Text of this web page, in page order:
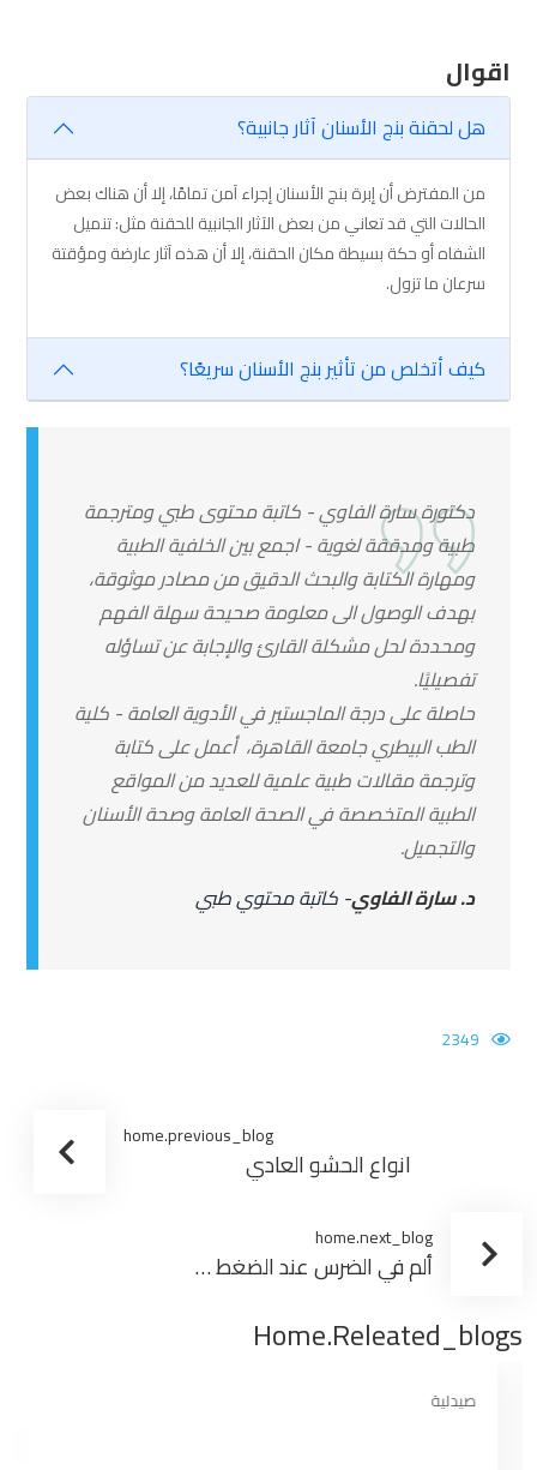
اقوال
هل لحقنة بنج الأسنان آثار جانبية؟
من المفترض أن إبرة بنج الأسنان إجراء آمن تمامًا، إلا أن هناك بعض
الحالات التي قد تعاني من بعض الآثار الجانبية للحقنة مثل: تنميل
الشفاه أو حكة بسيطة مكان الحقنة، إلا أن هذه آثار عارضة ومؤقتة
سرعان ما تزول.
كيف أتخلص من تأثير بنج الأسنان سريعًا؟
دكتورة سارة الفاوي - كاتبة محتوى طبي ومترجمة
طبية ومدققة لغوية - اجمع بين الخلفية الطبية
ومهارة الكتابة والبحث الدقيق من مصادر موثوقة،
بهدف الوصول الى معلومة صحيحة سهلة الفهم
ومحددة لحل مشكلة القارئ والإجابة عن تساؤله
تفصيليًا.
حاصلة على درجة الماجستير في الأدوية العامة - كلية
الطب البيطري جامعة القاهرة، أعمل على كتابة
وترجمة مقالات طبية علمية للعديد من المواقع
الطبية المتخصصة في الصحة العامة وصحة الأسنان
والتجميل.
د. سارة الفاوي- كاتبة محتوي طبي
2349
home.previous_blog
انواع الحشو العادي
home.next_blog
ألم في الضرس عند الضغط عليه بعد الحشو
Home.releated_blogs
صيدلية